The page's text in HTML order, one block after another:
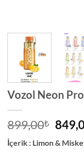
Vozol Neon
899,00₺
fiyat:
İçerik : Limon &